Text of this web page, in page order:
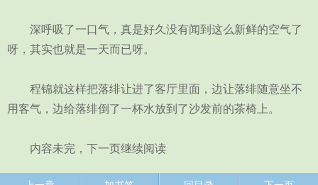
深呼吸了一口气，真是好久没有闻到这么新鲜的空气了
呀，其实也就是一天而已呀。
程锦就这样把落绯让进了客厅里面，边让落绯随意坐不
用客气，边给落绯倒了一杯水放到了沙发前的茶椅上。
内容未完，下一页继续阅读